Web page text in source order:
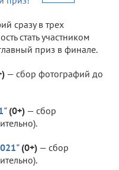
сразу в трех
стать участником
приз в финале.
— сбор фотографий до
(0+) — сбор
(0+) — сбор